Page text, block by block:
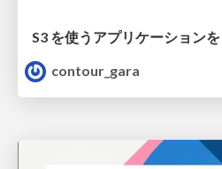
contour_gara